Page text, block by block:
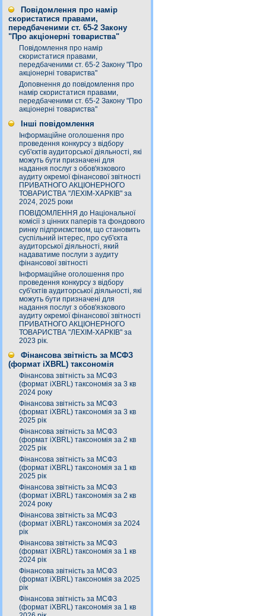
Повідомлення про намір
скористатися правами,
передбаченими ст. 65-2 Закону
"Про акціонерні товариства"
Повідомлення про намір
скористатися правами,
передбаченими ст. 65-2 Закону "Про
акціонерні товариства"
Доповнення до повідомлення про
намір скористатися правами,
передбаченими ст. 65-2 Закону "Про
акціонерні товариства"
Інші повідомлення
Інформаційне оголошення про
проведення конкурсу з відбору
суб'єктів аудиторської діяльності, які
можуть бути призначені для
надання послуг з обов'язкового
аудиту окремої фінансової звітності
ПРИВАТНОГО АКЦІОНЕРНОГО
ТОВАРИСТВА "ЛЕХІМ-ХАРКІВ" за
2024, 2025 роки
ПОВІДОМЛЕННЯ до Національної
комісії з цінних паперів та фондового
ринку підприємством, що становить
суспільний інтерес, про суб'єкта
аудиторської діяльності, який
надаватиме послуги з аудиту
фінансової звітності
Інформаційне оголошення про
проведення конкурсу з відбору
суб'єктів аудиторської діяльності, які
можуть бути призначені для
надання послуг з обов'язкового
аудиту окремої фінансової звітності
ПРИВАТНОГО АКЦІОНЕРНОГО
ТОВАРИСТВА "ЛЕХІМ-ХАРКІВ" за
2023 рік.
Фінансова звітність за МСФЗ
(формат iXBRL) таксономія
Фінансова звітність за МСФЗ
(формат iXBRL) таксономія за 3 кв
2024 року
Фінансова звітність за МСФЗ
(формат iXBRL) таксономія за 3 кв
2025 рік
Фінансова звітність за МСФЗ
(формат iXBRL) таксономія за 2 кв
2025 рік
Фінансова звітність за МСФЗ
(формат iXBRL) таксономія за 1 кв
2025 рік
Фінансова звітність за МСФЗ
(формат iXBRL) таксономія за 2 кв
2024 року
Фінансова звітність за МСФЗ
(формат iXBRL) таксономія за 2024
рік
Фінансова звітність за МСФЗ
(формат iXBRL) таксономія за 1 кв
2024 рік
Фінансова звітність за МСФЗ
(формат iXBRL) таксономія за 2025
рік
Фінансова звітність за МСФЗ
(формат iXBRL) таксономія за 1 кв